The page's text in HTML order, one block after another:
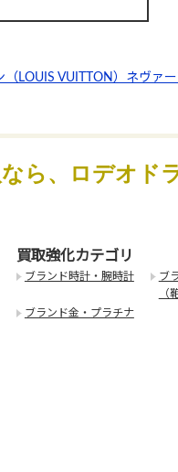
（LOUIS VUITTON）ネヴァ
ら、ロデオド
買取強化カテゴリ
ブランド時計・腕時計
ブ
（
ブランド金・プラチナ